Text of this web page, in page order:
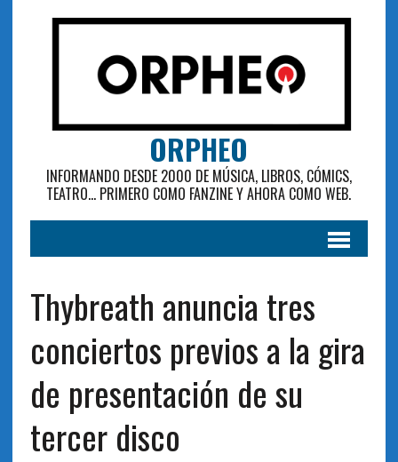
ORPHEO
INFORMANDO DESDE 2000 DE MÚSICA, LIBROS, CÓMICS,
TEATRO... PRIMERO COMO FANZINE Y AHORA COMO WEB.
Thybreath anuncia tres
conciertos previos a la gira
de presentación de su
tercer disco